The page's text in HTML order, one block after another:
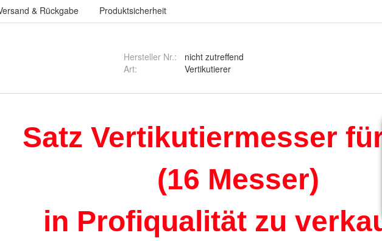
& Rückgabe Produktsicherheit
Hersteller Nr.:
nicht zutreffend
Art: Vertikutierer